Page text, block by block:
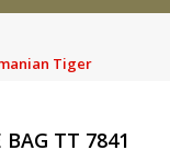
Tiger
TT 7841